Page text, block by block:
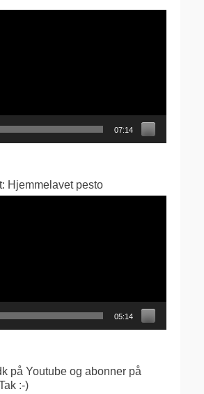
07:14
Hjemmelavet pesto
05:14
på Youtube og abonner på
:-)